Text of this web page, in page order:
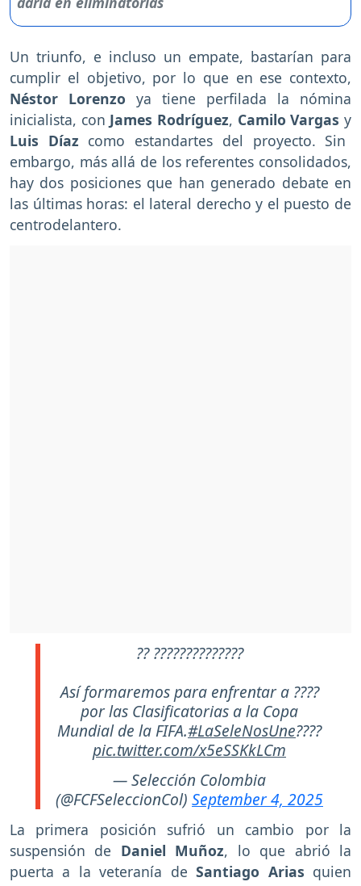
Un triunfo, e incluso un empate, bastarían para
cumplir el objetivo, por lo que en ese contexto,
Néstor Lorenzo ya tiene perfilada la nómina
inicialista, con James Rodríguez, Camilo Vargasy
Luis Díaz como estandartes del proyecto. Sin
embargo, más allá de los referentes consolidados,
hay dos posiciones que han generado debate en
las últimas horas: el lateral derecho y el puesto de
centrodelantero.
?? ??????????????
Así formaremos para enfrentar a ????
por las Clasificatorias a la Copa
Mundial de la FIFA.#LaSeleNosUne????
pic.twitter.com/x5eSSKkLCm
— Selección Colombia
(@FCFSeleccionCol) September 4, 2025
La primera posición sufrió un cambio por la
suspensión de Daniel Muñoz, lo que abrió la
puerta a la veteranía deSantiago Arias quien